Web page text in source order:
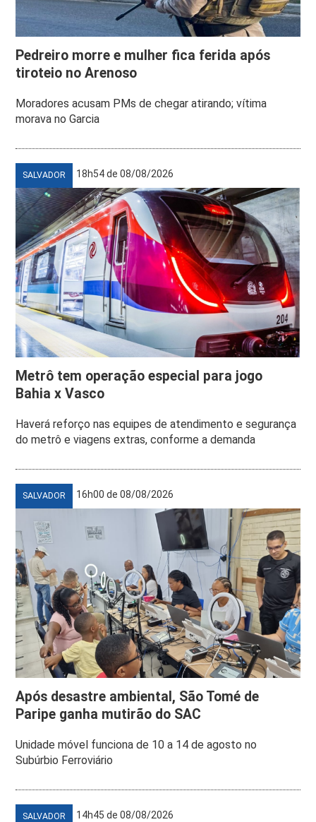
Pedreiro morre e mulher fica ferida após
tiroteio no Arenoso
Moradores acusam PMs de chegar atirando; vítima
morava no Garcia
SALVADOR 18h54 de 08/08/2026
Metrô tem operação especial para jogo
Bahia x Vasco
Haverá reforço nas equipes de atendimento e segurança
do metrô e viagens extras, conforme a demanda
SALVADOR 16h00 de 08/08/2026
Após desastre ambiental, São Tomé de
Paripe ganha mutirão do SAC
Unidade móvel funciona de 10 a 14 de agosto no
Subúrbio Ferroviário
SALVADOR 14h45 de 08/08/2026